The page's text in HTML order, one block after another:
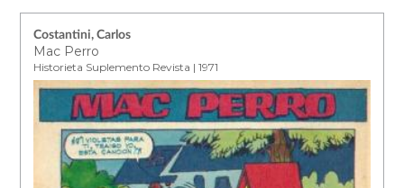
Costantini, Carlos
Mac Perro
Historieta Suplemento Revista | 1971